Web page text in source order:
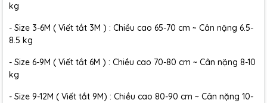
kg
- Size 3-6M ( Viết tắt 3M ) : Chiều cao 65-70 cm ~ Cân nặng 6.5-
8.5 kg
- Size 6-9M ( Viết tắt 6M ) : Chiều cao 70-80 cm ~ Cân nặng 8-10
kg
- Size 9-12M ( Viết tắt 9M) : Chiều cao 80-90 cm ~ Cân nặng 10-